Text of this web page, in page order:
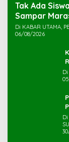
Tak Ada
Di KABAR UTAMA,
06/08/2026
Di